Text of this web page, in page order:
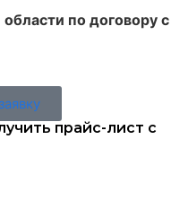
по договору с
прайс-лист с